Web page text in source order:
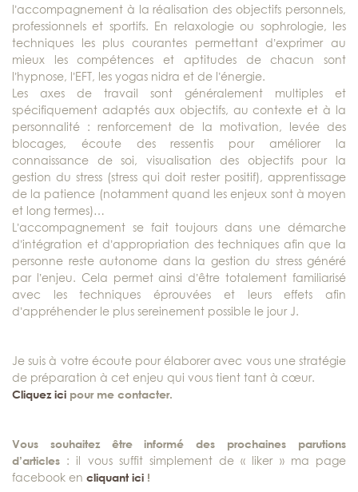
l’accompagnement à la réalisation des objectifs personnels,
professionnels et sportifs. En relaxologie ou sophrologie, les
techniques les plus courantes permettant d’exprimer au
mieux les compétences et aptitudes de chacun sont
l’hypnose, l’EFT, les yogas nidra et de l’énergie.
Les axes de travail sont généralement multiples et
spécifiquement adaptés aux objectifs, au contexte et à la
personnalité : renforcement de la motivation, levée des
blocages, écoute des ressentis pour améliorer la
connaissance de soi, visualisation des objectifs pour la
gestion du stress (stress qui doit rester positif), apprentissage
de la patience (notamment quand les enjeux sont à moyen
et long termes)…
L’accompagnement se fait toujours dans une démarche
d’intégration et d’appropriation des techniques afin que la
personne reste autonome dans la gestion du stress généré
par l’enjeu. Cela permet ainsi d’être totalement familiarisé
avec les techniques éprouvées et leurs effets afin
d’appréhender le plus sereinement possible le jour J.
Je suis à votre écoute pour élaborer avec vous une stratégie
de préparation à cet enjeu qui vous tient tant à cœur.
Cliquez ici pour me contacter.
Vous souhaitez être informé des prochaines parutions
d’articles : il vous suffit simplement de « liker » ma page
facebook en cliquant ici !